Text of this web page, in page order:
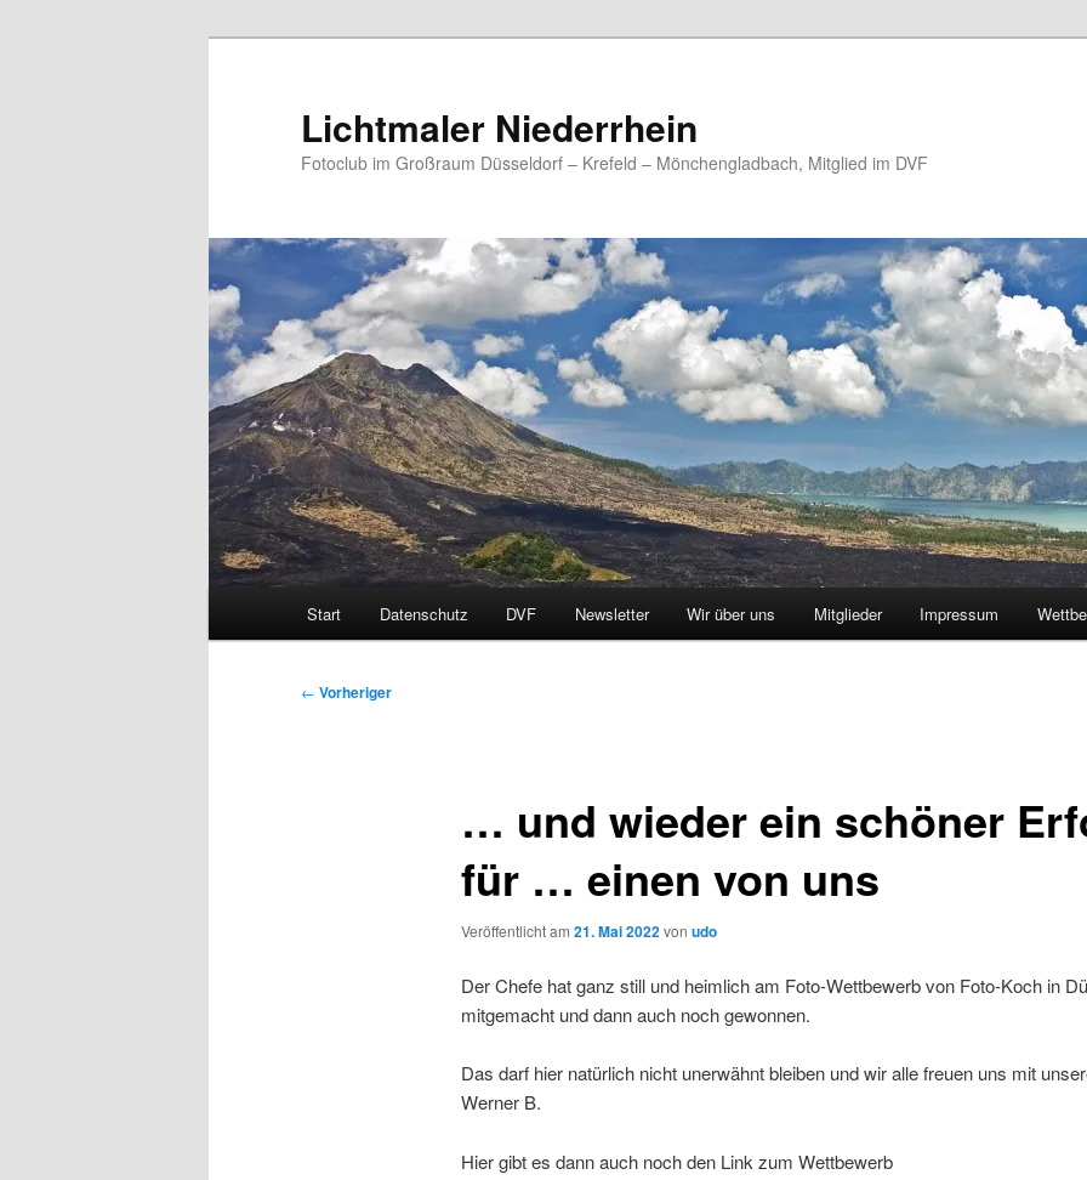
Lichtmaler Niederrhein
Fotoclub im Großraum Düsseldorf – Krefeld – Mönchengladbach, Mitglied im DVF
Start Datenschutz DVF Newsletter Wir über uns Mitglieder Impressum
Beitragsnavigation
← Vorheriger
… und wieder ein schöner
für … einen von uns
Veröffentlicht am 21. Mai 2022von udo
Der Chefe hat ganz still und heimlich am Foto-Wettbewerb von Foto-Koch in
mitgemacht und dann auch noch gewonnen.
Das darf hier natürlich nicht unerwähnt bleiben und wir alle freuen uns mit
Werner B.
Hier gibt es dann auch noch den Link zum Wettbewerb